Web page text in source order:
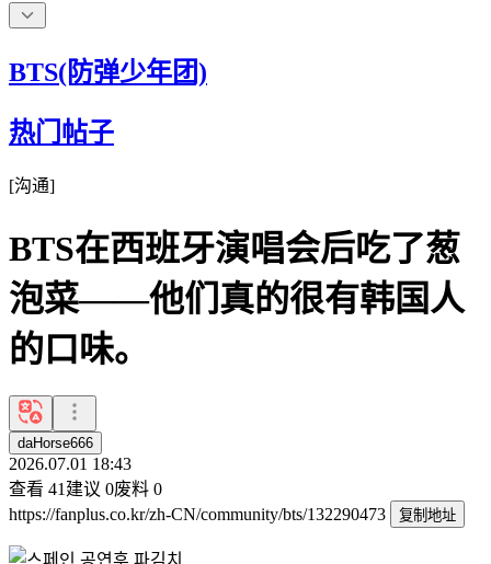
BTS(防弹少年团)
热门帖子
[沟通]
BTS在西班牙演唱会后吃了葱
泡菜——他们真的很有韩国人
的口味。
daHorse666
2026.07.01 18:43
查看 41 建议 0废料 0
https://fanplus.co.kr/zh-CN/community/bts/132290473
复制地址